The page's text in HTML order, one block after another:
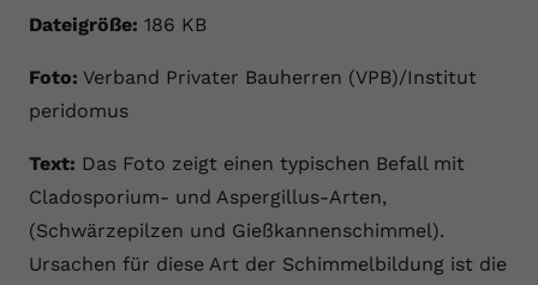
Dateigröße: 186 KB
Foto: Verband Privater Bauherren (VPB)/Institut
peridomus
Text: Das Foto zeigt einen typischen Befall mit
Cladosporium- und Aspergillus-Arten,
(Schwärzepilzen und Gießkannenschimmel).
Ursachen für diese Art der Schimmelbildung ist die